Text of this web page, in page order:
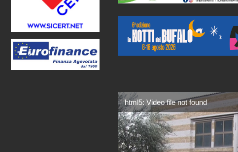
html5: Video file not found